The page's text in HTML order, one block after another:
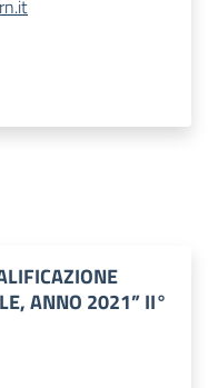
ANNO 2021” II°